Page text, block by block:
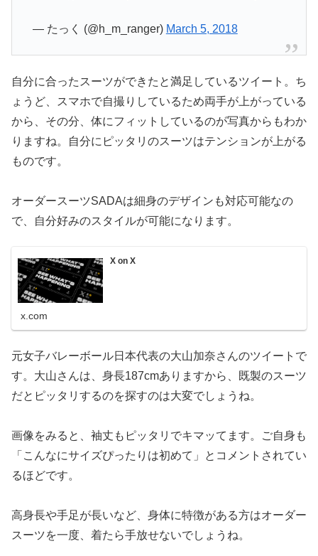
— たっく (@h_m_ranger) March 5, 2018
自分に合ったスーツができたと満足しているツイート。ち
ょうど、スマホで自撮りしているため両手が上がっている
から、その分、体にフィットしているのが写真からもわか
りますね。自分にピッタリのスーツはテンションが上がる
ものです。
オーダースーツSADAは細身のデザインも対応可能なの
で、自分好みのスタイルが可能になります。
X on X
x.com
元女子バレーボール日本代表の大山加奈さんのツイートで
す。大山さんは、身長187cmありますから、既製のスーツ
だとピッタリするのを探すのは大変でしょうね。
画像をみると、袖丈もピッタリでキマッてます。ご自身も
「こんなにサイズぴったりは初めて」とコメントされてい
るほどです。
高身長や手足が長いなど、身体に特徴がある方はオーダー
スーツを一度、着たら手放せないでしょうね。